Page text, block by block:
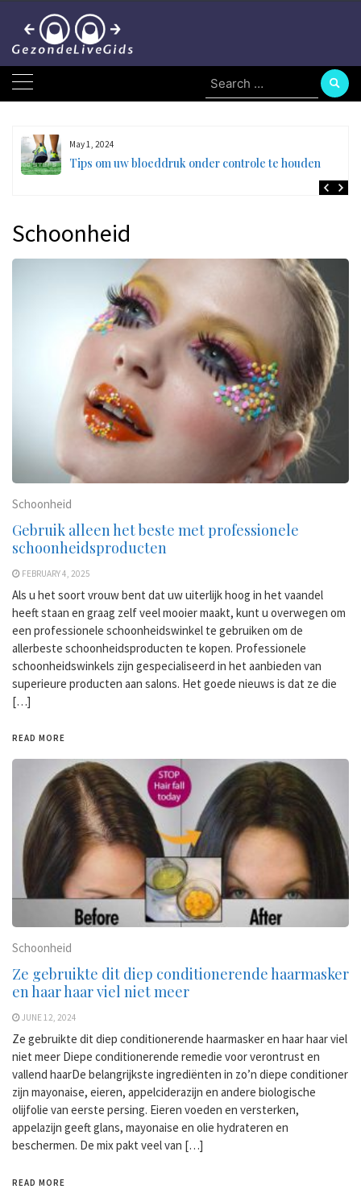
content
Search
for:
May 1, 2024
Tips om uw bloeddruk onder controle te houden
Schoonheid
Schoonheid
Gebruik alleen het beste met professionele
schoonheidsproducten
FEBRUARY 4, 2025
Als u het soort vrouw bent dat uw uiterlijk hoog in het vaandel
heeft staan ​​en graag zelf veel mooier maakt, kunt u overwegen om
een ​​professionele schoonheidswinkel te gebruiken om de
allerbeste schoonheidsproducten te kopen. Professionele
schoonheidswinkels zijn gespecialiseerd in het aanbieden van
superieure producten aan salons. Het goede nieuws is dat ze die
[…]
READ MORE
Schoonheid
Ze gebruikte dit diep conditionerende haarmasker
en haar haar viel niet meer
JUNE 12, 2024
Ze gebruikte dit diep conditionerende haarmasker en haar haar viel
niet meer Diepe conditionerende remedie voor verontrust en
vallend haarDe belangrijkste ingrediënten in zo’n diepe conditioner
zijn mayonaise, eieren, appelciderazijn en andere biologische
olijfolie van eerste persing. Eieren voeden en versterken,
appelazijn geeft glans, mayonaise en olie hydrateren en
beschermen. De mix pakt veel van […]
READ MORE